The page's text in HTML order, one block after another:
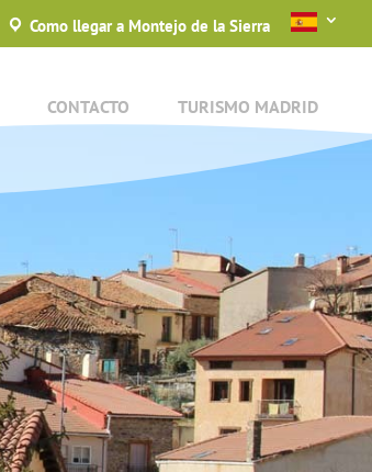
Como llegar a Montejo de la Sierra
CONTACTO TURISMO MADRID